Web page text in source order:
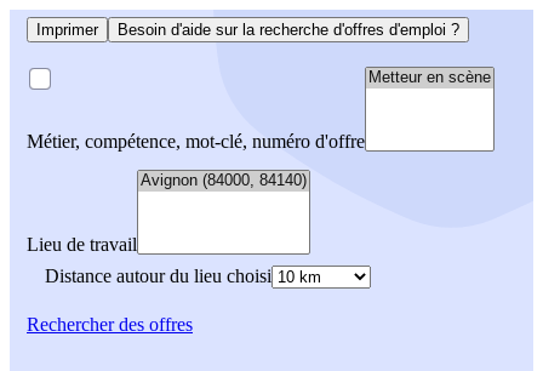
Imprimer Besoin d'aide sur la recherche d'offres d'emploi ?
Métier, compétence, mot-clé, numéro d'offre
Lieu de travail
Distance autour du lieu choisi
Rechercherdes offres